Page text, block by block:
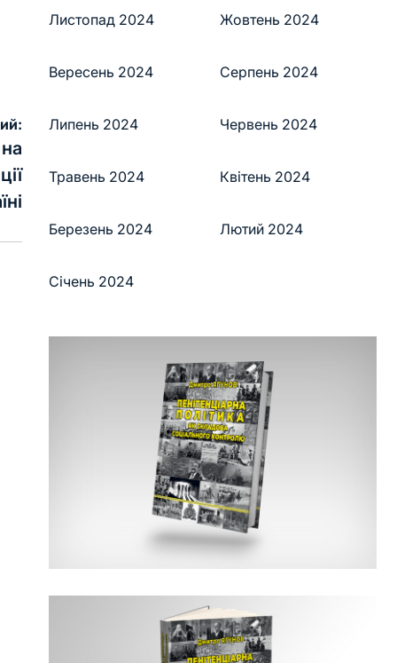
Листопад 2024 Жовтень 2024
Вересень 2024 Серпень 2024
Липень 2024 Червень 2024
Травень 2024 Квітень 2024
Березень 2024 Лютий 2024
Січень 2024